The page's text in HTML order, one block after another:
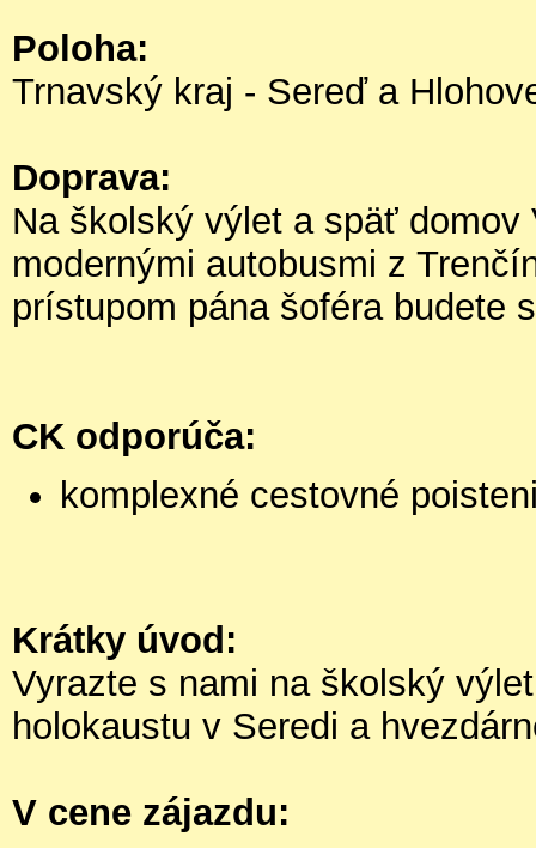
Poloha:
Trnavský kraj - Sereď a
Doprava:
Na školský výlet a späť
modernými autobusmi z
prístupom pána šoféra budete
CK odporúča:
komplexné cestovné
Krátky úvod:
Vyrazte s nami na školský
holokaustu v Seredi a
V cene zájazdu: